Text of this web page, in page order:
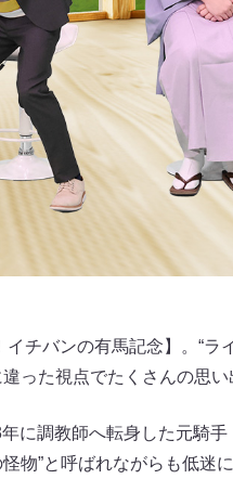
チバンの有馬記念】。“ラ
った視点でたくさんの思い
に調教師へ転身した元騎
物”と呼ばれながらも低